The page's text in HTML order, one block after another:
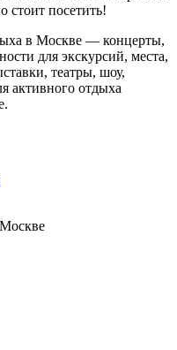
стоит посетить!
в Москве — концерты,
для экскурсий, места,
театры, шоу,
активного отдыха